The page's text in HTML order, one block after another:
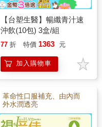
【台塑生醫】暢纖青汁速
沖飲(10包) 3盒/組
77 折 特價 1363 元
加入購物車
革命性口服補充、由內而
外水潤透亮